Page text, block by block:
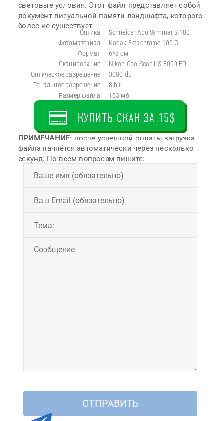
световые условия. Этот файл представляет собой
документ визуальной памяти ландшафта, которого
более не существует.
Оптика:
Фотоматериал:
Формат:
Сканирование:
Оптическое разрешение:
Тональное разрешение:
Размер файла:
Schneider Apo Symmar S 180
Kodak Ektachrome 100 G
6*8 см
Nikon CoolScan LS-8000 ED
3000 dpi
8 bit
153 мб
КУПИТЬ СКАН ЗА 15$
ПРИМЕЧАНИЕ: после успешной оплаты загрузка
файла начнётся автоматически через несколько
секунд. По всем вопросам пишите: